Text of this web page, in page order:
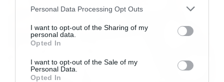
Please note that this website/app uses one or more Google
not limited to your visit or usage behaviour. You may click to
grant or deny consent to Google and its third-party tags to
use your data for below specified purposes in below Google
consent section.
Personal Data Processing Opt Outs
I want to opt-out of the Sharing of my
personal data.
Opted In
I want to opt-out of the Sale of my
Personal Data.
Opted In